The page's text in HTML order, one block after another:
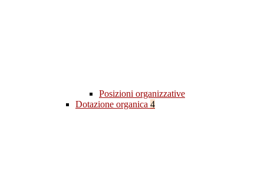
Posizioni organizzative
Dotazione organica 4